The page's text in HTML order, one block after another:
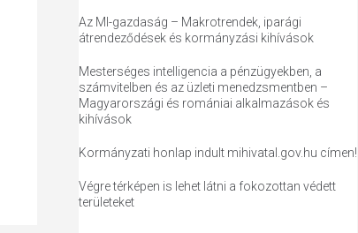
Az MI-gazdaság – Makrotrendek, iparági
átrendeződések és kormányzási kihívások
Mesterséges intelligencia a pénzügyekben, a
számvitelben és az üzleti menedzsmentben –
Magyarországi és romániai alkalmazások és
kihívások
Kormányzati honlap indult mihivatal.gov.hu címen!
Végre térképen is lehet látni a fokozottan védett
területeket